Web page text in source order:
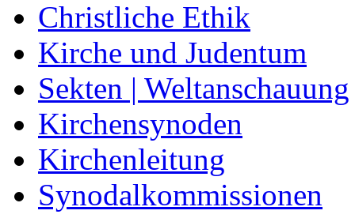
Christliche Ethik
Kirche und Judentum
Sekten | Weltanschauung
Kirchensynoden
Kirchenleitung
Synodalkommissionen